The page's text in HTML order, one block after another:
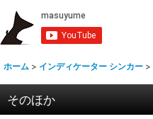
ホーム > インディケーター シンカー >
そのほか